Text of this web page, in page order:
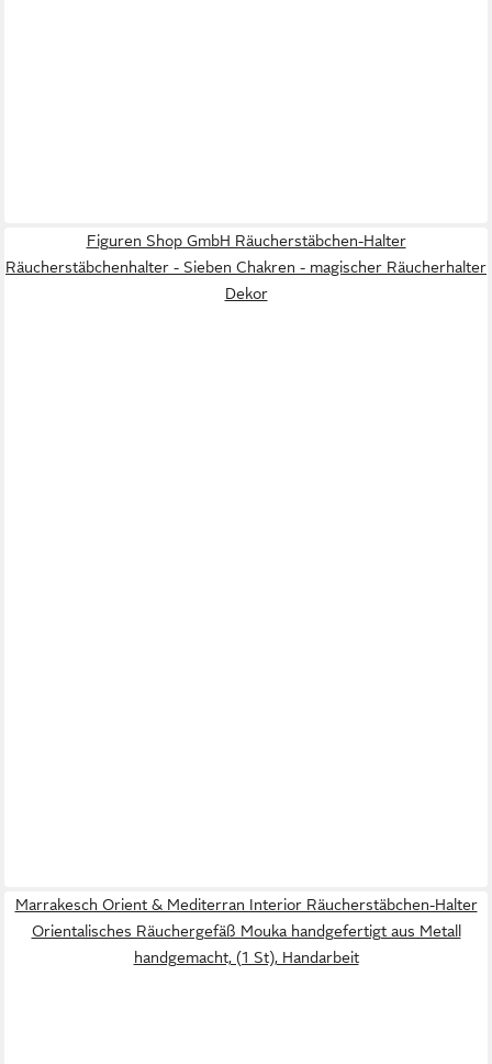
Figuren Shop GmbH Räucherstäbchen-Halter
Räucherstäbchenhalter - Sieben Chakren - magischer Räucherhalter
Dekor
Marrakesch Orient & Mediterran Interior Räucherstäbchen-Halter
Orientalisches Räuchergefäß Mouka handgefertigt aus Metall
handgemacht, (1 St), Handarbeit